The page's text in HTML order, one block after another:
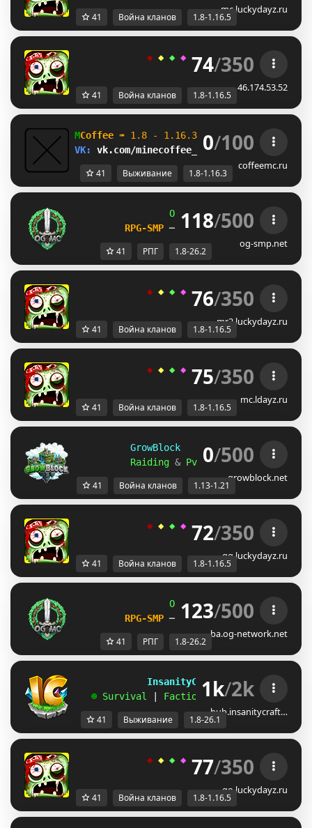
mc.luckydayz.ru
41 Война кланов 1.8-1.16.5
◆ ◆ ◆ ◆ ◆ ＬＵＣＫＹ- ＤＡＹＺ
74/350
46.174.53.52
41 Война кланов 1.8-1.16.5
MCoffee ➠ 1.8 -
VK: vk.com/minecoffee_server
0/100
coffeemc.ru
41 Выживание 1.8-1.16.3
OG -Network | 1.8 - 26.2
RPG-SMP ─ CIV FACTIONS ─ SMP
118/500
og-smp.net
41 РПГ 1.8-26.2
◆ ◆ ◆ ◆ ◆ ＬＵＣＫＹ- ＤＡＹＺ
76/350
mr2.luckydayz.ru
41 Война кланов 1.8-1.16.5
◆ ◆ ◆ ◆ ◆ ＬＵＣＫＹ- ＤＡＹＺ
75/350
mc.ldayz.ru
41 Война кланов 1.8-1.16.5
GrowBlock     Factions
Raiding & PvP & Level & Skills
0/500
growblock.net
41 Война кланов 1.13-1.21
◆ ◆ ◆ ◆ ◆ ＬＵＣＫＹ- ＤＡＹＺ
72/350
gg.luckydayz.ru
41 Война кланов 1.8-1.16.5
OG -Network | 1.8 - 26.2
RPG-SMP ─ CIV FACTIONS ─ SMP
123/500
ba.og-network.net
41 РПГ 1.8-26.2
InsanityCraft || 1.8 - 26.1
☻ Survival Factions | Skyblock
1k/2k
hub.insanitycraft…
41 Выживание 1.8-26.1
◆ ◆ ◆ ◆ ◆ ＬＵＣＫＹ- ＤＡＹＺ
77/350
go.luckydayz.ru
41 Война кланов 1.8-1.16.5